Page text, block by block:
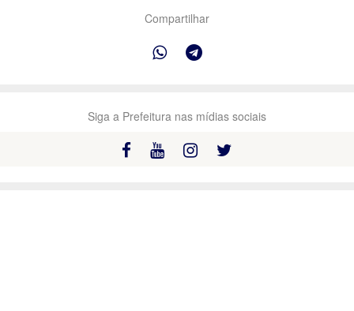
Compartilhar
Siga a Prefeitura nas mídias sociais